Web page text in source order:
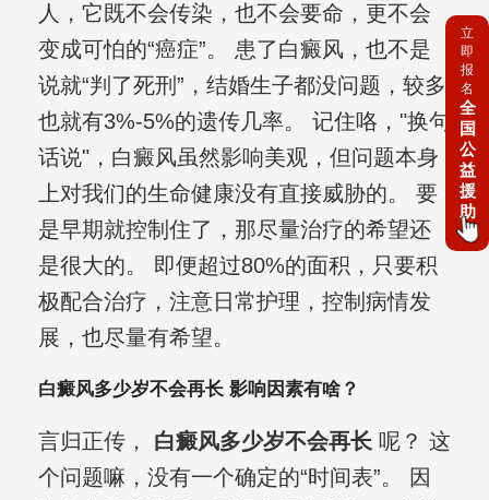
人，它既不会传染，也不会要命，更不会
变成可怕的“癌症”。 患了白癜风，也不是
说就“判了死刑”，结婚生子都没问题，较多
也就有3%-5%的遗传几率。 记住咯，"换句
话说"，白癜风虽然影响美观，但问题本身
上对我们的生命健康没有直接威胁的。 要
是早期就控制住了，那尽量治疗的希望还
是很大的。 即便超过80%的面积，只要积
极配合治疗，注意日常护理，控制病情发
展，也尽量有希望。
白癜风多少岁不会再长 影响因素有啥？
言归正传， 白癜风多少岁不会再长 呢？ 这
个问题嘛，没有一个确定的“时间表”。 因
立
即
报
名
全
国
公
益
援
助